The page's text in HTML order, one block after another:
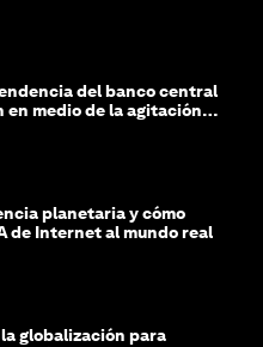
del banco central
en medio de la agitación
planetaria y cómo
de Internet al mundo real
globalización para